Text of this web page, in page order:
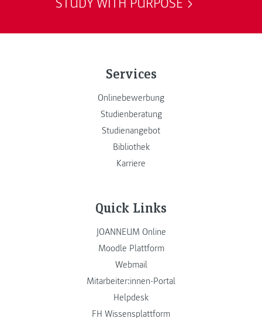
STUDY WITH PURPOSE
Services
Onlinebewerbung
Studienberatung
Studienangebot
Bibliothek
Karriere
Quick Links
JOANNEUM Online
Moodle Plattform
Webmail
Mitarbeiter:innen-Portal
Helpdesk
FH Wissensplattform